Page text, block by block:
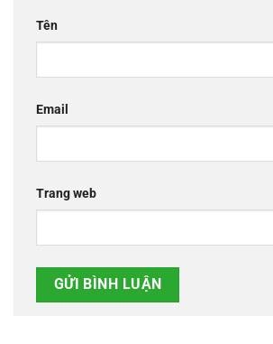
Tên
Email
Trang web